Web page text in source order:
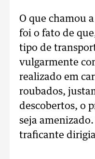
O que chamou
foi o fato de
tipo de
vulgarmente
realizado em
roubados,
descobertos, o
seja amenizado.
traficante